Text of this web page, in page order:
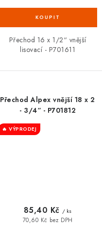
Přechod 16 x 1/2“ vnější
lisovací - P701611
Přechod Alpex vnější 18 x 2
- 3/4“ - P701812
🔥 VÝPRODEJ
70,60 Kč bez DPH
85,40 Kč / ks